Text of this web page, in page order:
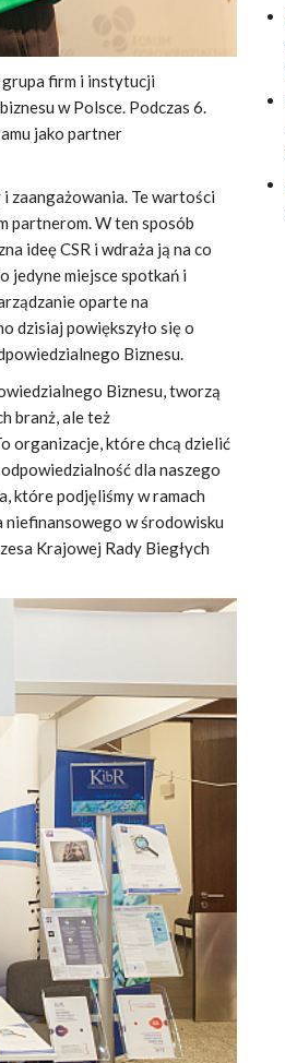
firm i instytucji
w Polsce. Podczas 6.
jako partner
zaangażowania. Te wartości
partnerom. W ten sposób
ideę CSR i wdraża ją na co
jedyne miejsce spotkań i
oparte na
dzisiaj powiększyło się o
Biznesu.
Biznesu, tworzą
branż, ale też
organizacje, które chcą dzielić
dla naszego
które podjęliśmy w ramach
niefinansowego w środowisku
Krajowej Rady Biegłych